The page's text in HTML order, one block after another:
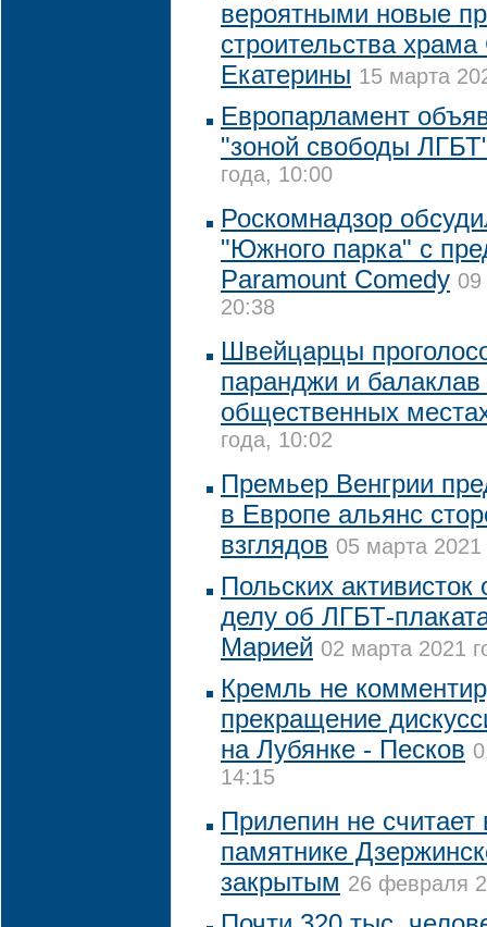
вероятными новые
строительства
Екатерины 15 марта
Европарламент
"зоной свободы
года, 10:00
Роскомнадзор
"Южного парка" с
Paramount Comedy 09
20:38
Швейцарцы
паранджи и балаклав
общественных
года, 10:02
Премьер Венгрии
в Европе альянс
взглядов 05 марта
Польских
делу об ЛГБТ-
Марией 02 марта 2021
Кремль не
прекращение
на Лубянке - Песков
14:15
Прилепин не считает
памятнике
закрытым 26 февраля